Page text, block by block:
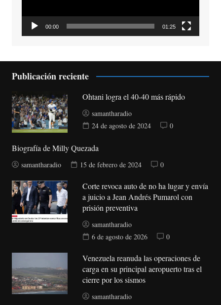
00:00 01:25
Publicación reciente
Ohtani logra el 40-40 más rápido
samantharadio
24 de agosto de 2024
0
Biografía de Milly Quezada
samantharadio 15 de febrero de 2024 0
Corte revoca auto de no ha lugar y envía
a juicio a Jean Andrés Pumarol con
prisión preventiva
samantharadio
6 de agosto de 2026
0
Venezuela reanuda las operaciones de
carga en su principal aeropuerto tras el
cierre por los sismos
samantharadio